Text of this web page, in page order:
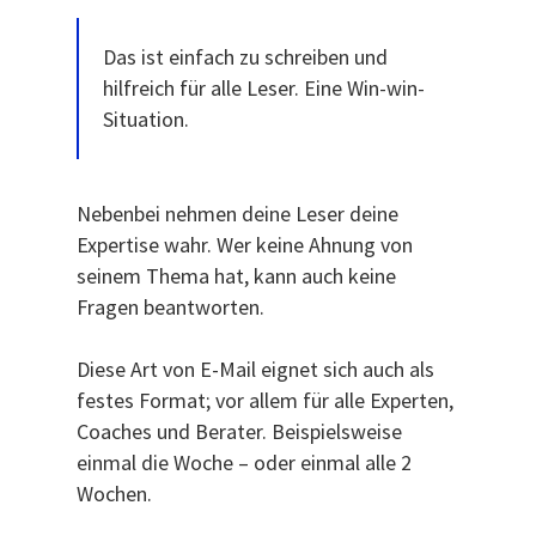
Das ist einfach zu schreiben und
hilfreich für alle Leser. Eine Win-win-
Situation.
Nebenbei nehmen deine Leser deine
Expertise wahr. Wer keine Ahnung von
seinem Thema hat, kann auch keine
Fragen beantworten.
Diese Art von E-Mail eignet sich auch als
festes Format; vor allem für alle Experten,
Coaches und Berater. Beispielsweise
einmal die Woche – oder einmal alle 2
Wochen.